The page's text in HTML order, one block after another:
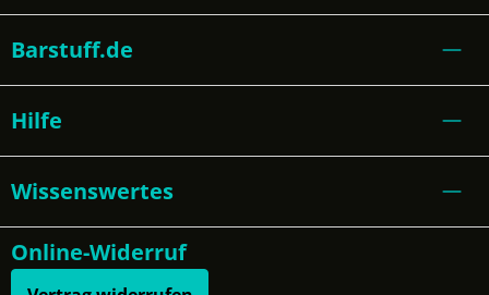
Barstuff.de
Hilfe
Wissenswertes
Online-Widerruf